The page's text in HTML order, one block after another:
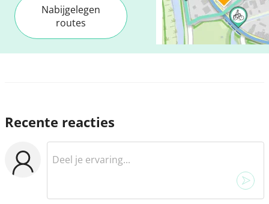
Nabijgelegen
routes
Recente reacties